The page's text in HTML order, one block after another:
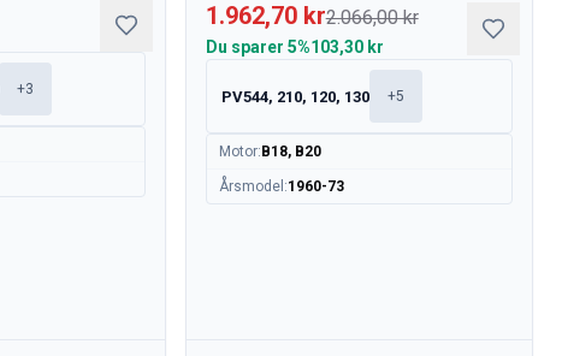
+3
1.962,70 kr2.066,00 kr
Du sparer 5%103,30 kr
PV544, 210, 120, 130 +5
Motor: B18, B20
Årsmodel :1960-73